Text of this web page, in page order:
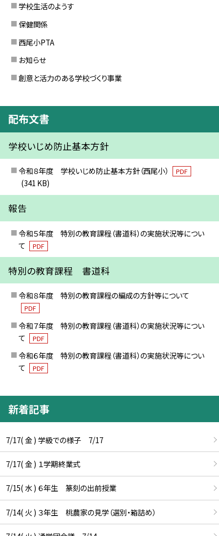
学校生活のようす
保健関係
西尾小PTA
お知らせ
創意と活力のある学校づくり事業
配布文書
学校いじめ防止基本方針
令和８年度 学校いじめ防止基本方針（西尾小） PDF
(341 KB)
報告
令和５年度 特別の教育課程（書道科）の実施状況等につい
て
PDF
特別の教育課程 書道科
令和８年度 特別の教育課程の編成の方針等について
PDF
令和７年度 特別の教育課程（書道科）の実施状況等につい
て
PDF
令和６年度 特別の教育課程（書道科）の実施状況等につい
て
PDF
新着記事
7/17( 金 ) 学級での様子 7/17
7/17( 金 ) １学期終業式
7/15( 水 ) ６年生 篆刻の出前授業
7/14( 火 ) ３年生 桃農家の見学（選別・箱詰め）